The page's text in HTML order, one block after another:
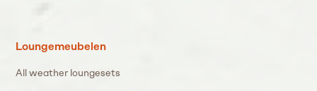
Loungemeubelen
All weather loungesets